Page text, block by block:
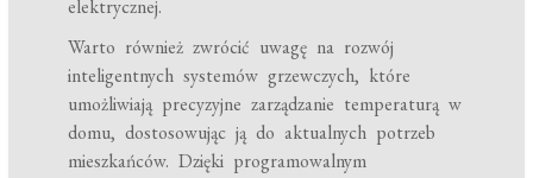
elektrycznej.
Warto również zwrócić uwagę na rozwój
inteligentnych systemów grzewczych, które
umożliwiają precyzyjne zarządzanie temperaturą w
domu, dostosowując ją do aktualnych potrzeb
mieszkańców. Dzięki programowalnym